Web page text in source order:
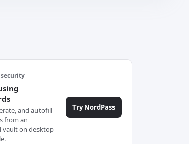
and autofill
from an
vault on desktop
Try NordPass